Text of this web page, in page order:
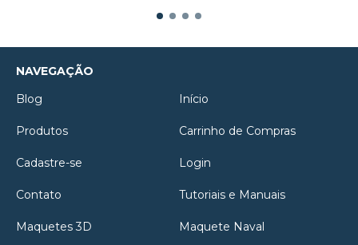
NAVEGAÇÃO
Blog
Início
Produtos Carrinho de Compras
Cadastre-se Login
Contato Tutoriais e Manuais
Maquetes 3D Maquete Naval